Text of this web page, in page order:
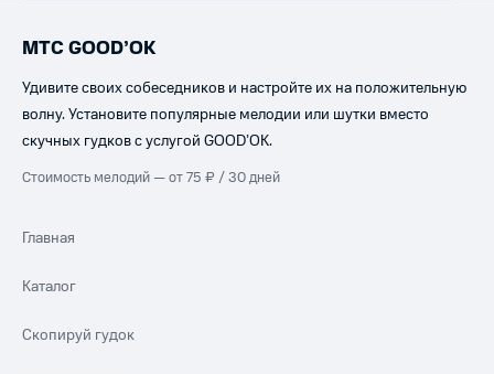
МТС GOOD’OK
Удивите своих собеседников и настройте их на положительную
волну. Установите популярные мелодии или шутки вместо
скучных гудков с услугой GOOD’OK.
Стоимость мелодий — от 75 ₽ / 30 дней
Главная
Каталог
Скопируй гудок